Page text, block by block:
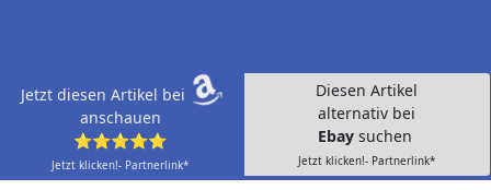
Jetzt diesen Artikel bei
anschauen
⭐⭐⭐⭐⭐
Jetzt klicken!- Partnerlink*
Diesen Artikel
alternativ bei
Ebay suchen
Jetzt klicken!- Partnerlink*